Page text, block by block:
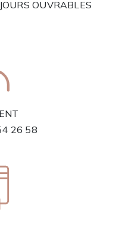
OUVRABLES
26 58